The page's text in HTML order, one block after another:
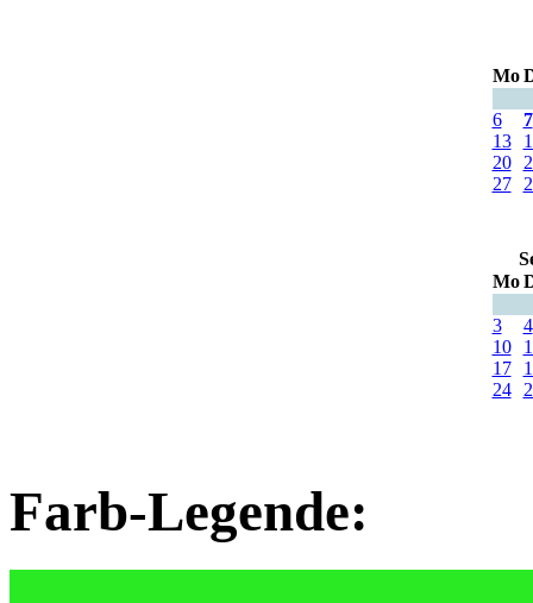
Mo
6
7
13
20
27
Mo
3
4
10
17
24
Farb-Legende: